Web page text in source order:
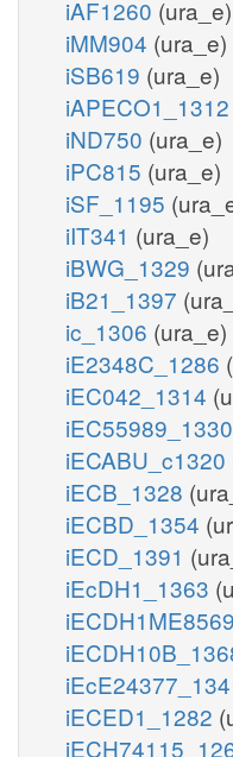
iAF1260 (ura_e)
iMM904 (ura_e)
iSB619 (ura_e)
iAPECO1_1312
iND750 (ura_e)
iPC815 (ura_e)
iSF_1195
iIT341 (ura_e)
iBWG_1329
iB21_1397
ic_1306 (ura_e)
iE2348C_1286
iEC042_1314
iEC55989_1330
iECABU_c1320
iECB_1328
iECBD_1354
iECD_1391
iEcDH1_1363
iECED1_1282